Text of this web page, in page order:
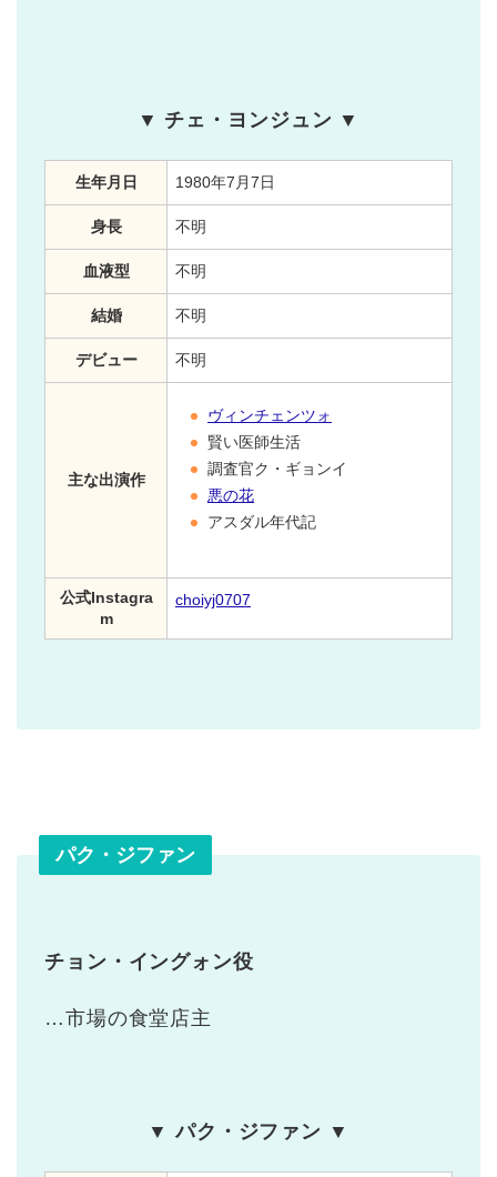
▼ チェ・ヨンジュン ▼
生年月日 1980年7月7日
身長 不明
血液型 不明
結婚 不明
デビュー 不明
主な出演作
ヴィンチェンツォ
賢い医師生活
調査官ク・ギョンイ
悪の花
アスダル年代記
公式Instagra
m
choiyj0707
パク・ジファン
チョン・イングォン役
…市場の食堂店主
▼ パク・ジファン ▼